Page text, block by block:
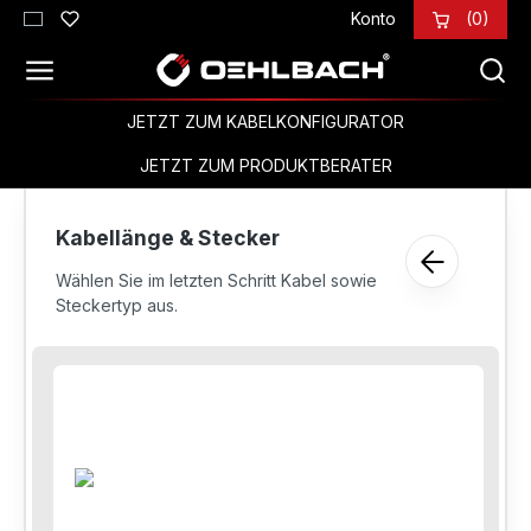
Zum Hauptinhalt springen Konto (0)
JETZT ZUM KABELKONFIGURATOR
JETZT ZUM PRODUKTBERATER
Kabellänge & Stecker
Wählen Sie im letzten Schritt Kabel sowie
Steckertyp aus.